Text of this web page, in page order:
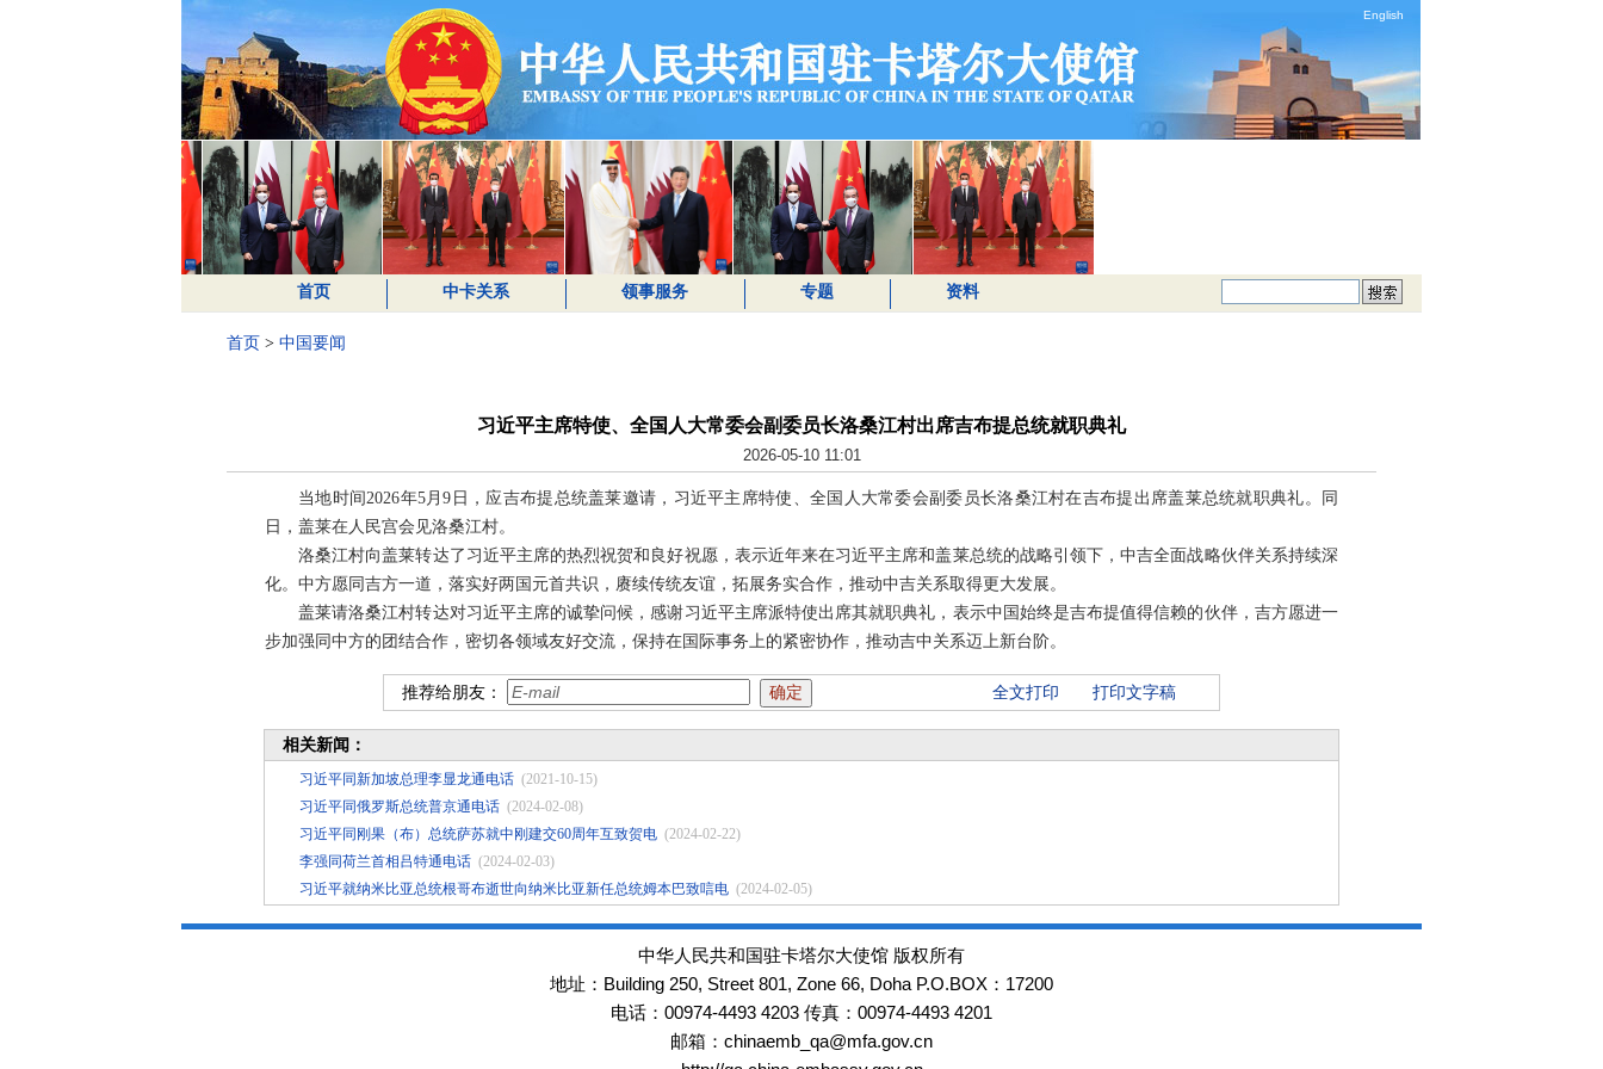
English
首页 中卡关系 领事服务 专题 资料
首页 > 中国要闻
习近平主席特使、全国人大常委会副委员长洛桑江村出席吉布提总统就职典礼
2026-05-10 11:01
当地时间2026年5月9日，应吉布提总统盖莱邀请，习近平主席特使、全国人大常委会副委员长洛桑江村在吉布提出席盖莱总统就职典礼。同
日，盖莱在人民宫会见洛桑江村。
洛桑江村向盖莱转达了习近平主席的热烈祝贺和良好祝愿，表示近年来在习近平主席和盖莱总统的战略引领下，中吉全面战略伙伴关系持续深
化。中方愿同吉方一道，落实好两国元首共识，赓续传统友谊，拓展务实合作，推动中吉关系取得更大发展。
盖莱请洛桑江村转达对习近平主席的诚挚问候，感谢习近平主席派特使出席其就职典礼，表示中国始终是吉布提值得信赖的伙伴，吉方愿进一
步加强同中方的团结合作，密切各领域友好交流，保持在国际事务上的紧密协作，推动吉中关系迈上新台阶。
推荐给朋友： 全文打印 打印文字稿
相关新闻：
习近平同新加坡总理李显龙通电话 (2021-10-15)
习近平同俄罗斯总统普京通电话 (2024-02-08)
习近平同刚果（布）总统萨苏就中刚建交60周年互致贺电 (2024-02-22)
李强同荷兰首相吕特通电话 (2024-02-03)
习近平就纳米比亚总统根哥布逝世向纳米比亚新任总统姆本巴致唁电 (2024-02-05)
中华人民共和国驻卡塔尔大使馆 版权所有
地址： Building 250, Street 801, Zone 66, Doha P.O.BOX：17200
电话： 00974-4493 4203 传真： 00974-4493 4201
邮箱： chinaemb_qa@mfa.gov.cn